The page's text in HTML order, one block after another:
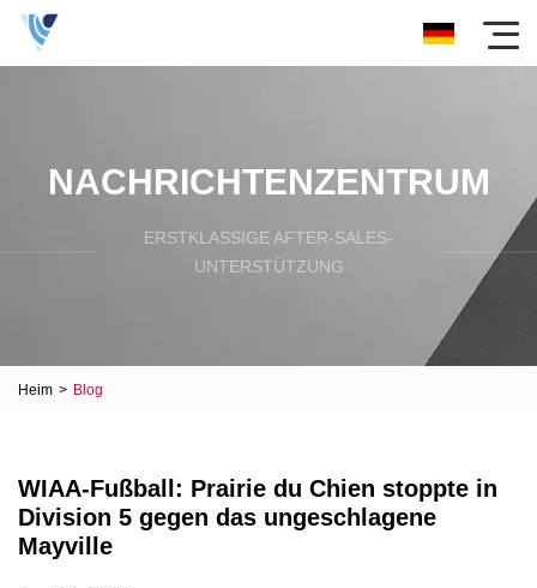
NACHRICHTENZENTRUM
ERSTKLASSIGE AFTER-SALES-
UNTERSTÜTZUNG
Heim > Blog
WIAA-Fußball: Prairie du Chien stoppte in
Division 5 gegen das ungeschlagene
Mayville